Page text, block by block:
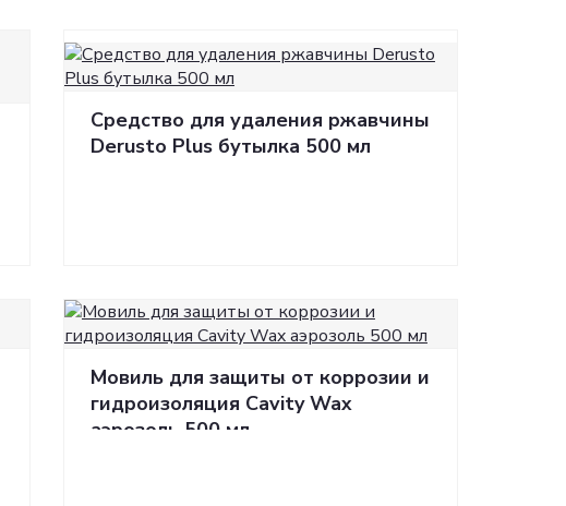
Средство для удаления ржавчины
Derusto Plus бутылка 500 мл
Мовиль для защиты от коррозии и
гидроизоляция Cavity Wax
аэрозоль 500 мл